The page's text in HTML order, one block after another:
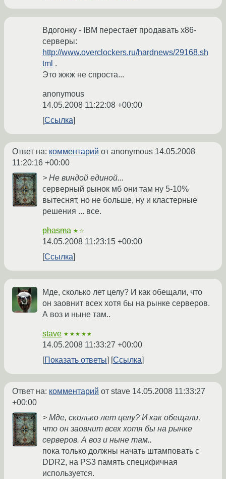
Вдогонку - IBM перестает продавать х86-
серверы:
http://www.overclockers.ru/hardnews/29168.sh
tml .
Это жжж не спроста...
anonymous
14.05.2008 11:22:08 +00:00
Ссылка
Ответ на: комментарий от anonymous 14.05.2008
11:20:16 +00:00
> Не виндой единой...
серверный рынок мб они там ну 5-10%
вытеснят, но не больше, ну и кластерные
решения ... все.
phasma ★☆
14.05.2008 11:23:15 +00:00
Ссылка
Мде, сколько лет целу? И как обещали, что
он заовнит всех хотя бы на рынке серверов.
А воз и ныне там..
stave ★★★★★
14.05.2008 11:33:27 +00:00
Показать ответы
Ссылка
Ответ на: комментарий от stave 14.05.2008 11:33:27
+00:00
> Мде, сколько лет целу? И как обещали,
что он заовнит всех хотя бы на рынке
серверов. А воз и ныне там..
пока только должны начать штамповать с
DDR2, на PS3 память специфичная
используется.